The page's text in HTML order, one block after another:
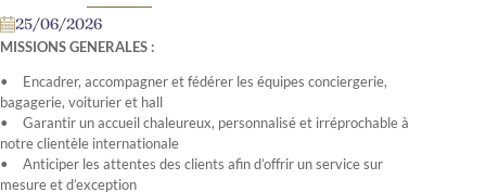
25/06/2026
MISSIONS GENERALES :
Encadrer, accompagner et fédérer les équipes conciergerie,
bagagerie, voiturier et hall
Garantir un accueil chaleureux, personnalisé et irréprochable à
notre clientèle internationale
Anticiper les attentes des clients afin d’offrir un service sur
mesure et d’exception